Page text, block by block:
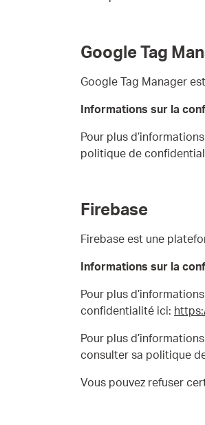
Google Tag
Google Tag Manager
Informations sur la
Pour plus
politique de
Firebase
Firebase est une
Informations sur la
Pour plus
confidentialité ici:
Pour plus
consulter sa politique
Vous pouvez refuser